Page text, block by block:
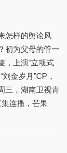
样的舆论风
初为父母的管一
，上演“立项式
金岁月”CP，
三，湖南卫视青
连播，芒果